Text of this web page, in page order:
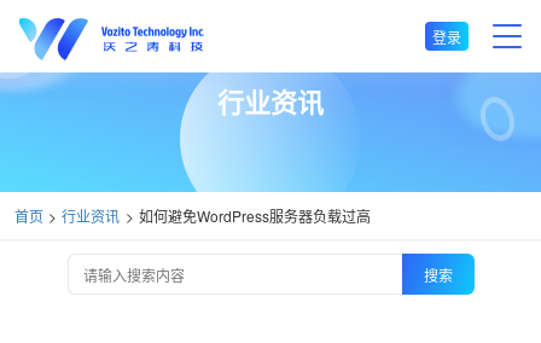
登录
行业资讯
首页 行业资讯 如何避免WordPress服务器负载过高
搜索